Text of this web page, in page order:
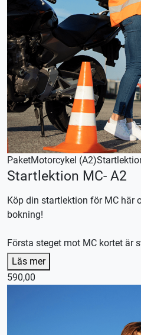
PaketMotorcykel (A2)
Startlektion MC- A2
Köp din startlektion för MC här
bokning!
Första steget mot MC kortet är
Börja övningsköra med en
önskar ta hela körutbildningen
handledare eller en
Läs mer
590,00